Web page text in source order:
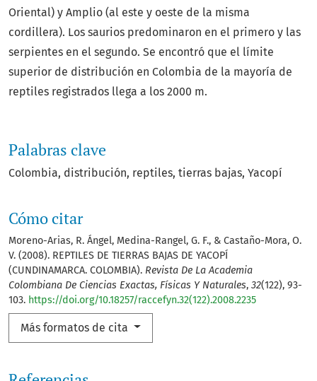
Palabras clave
Colombia distribución reptiles tierras bajas Yacopí
Cómo citar
Moreno-Arias, R. Ángel, Medina-Rangel, G. F., & Castaño-Mora, O.
V. (2008). REPTILES DE TIERRAS BAJAS DE YACOPÍ
(CUNDINAMARCA. COLOMBIA). Revista De La Academia
Colombiana De Ciencias Exactas, Físicas Y Naturales, 32(122), 93-
103. https://doi.org/10.18257/raccefyn.32(122).2008.2235
Más formatos de cita
Oriental) y Amplio (al este y oeste de la misma
cordillera). Los saurios predominaron en el primero y las
serpientes en el segundo. Se encontró que el límite
superior de distribución en Colombia de la mayoría de
reptiles registrados llega a los 2000 m.